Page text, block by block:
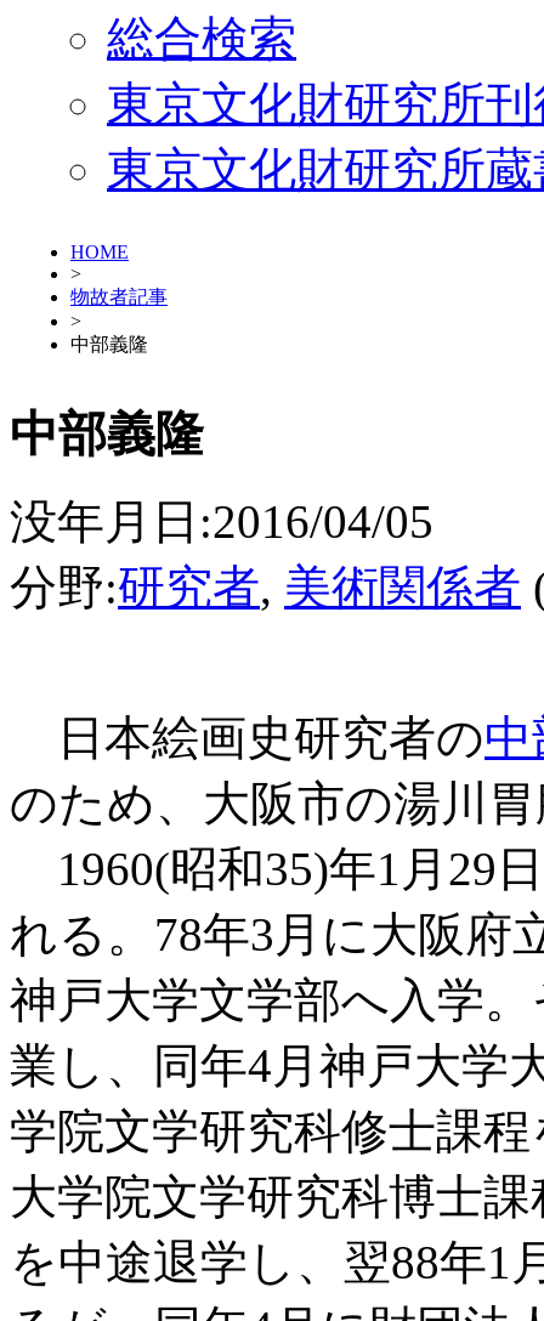
総合検索
東京文化財研究所
東京文化財研究所
HOME
>
物故者記事
>
中部義隆
中部義隆
没年月日:2016/04/05
分野:研究者, 美術関係者
日本絵画史研究者の
のため、大阪市の湯川
1960(昭和35)年1月29
れる。78年3月に大阪府
神戸大学文学部へ入学
業し、同年4月神戸大学
学院文学研究科修士課
大学院文学研究科博士
を中途退学し、翌88年1